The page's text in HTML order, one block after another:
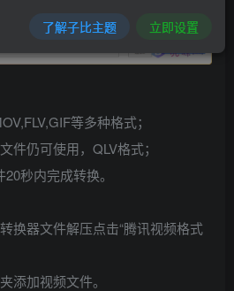
等多种格式；
件仍可使用，QLV格式；
秒内完成转换。
换器文件解压点击“腾讯视频格式
添加视频文件。
了解子比主题 立即设置